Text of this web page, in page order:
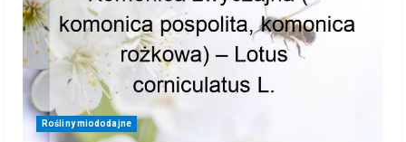
Rośliny miododajne